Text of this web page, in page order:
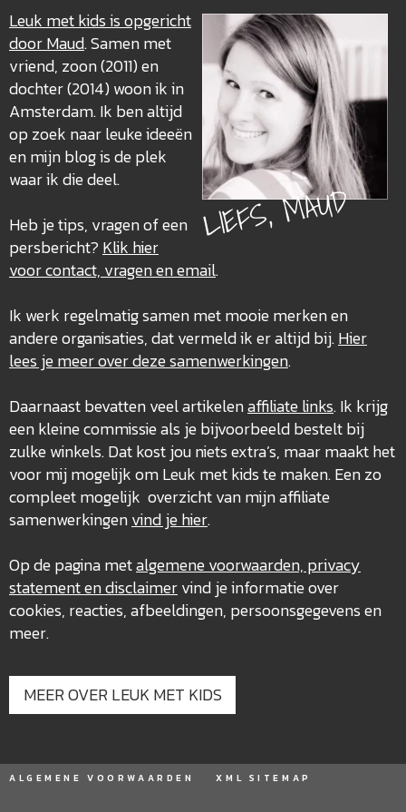
LIEFS, MAUD
Leuk met kids is opgericht
door Maud. Samen met
vriend, zoon (2011) en
dochter (2014) woon ik in
Amsterdam. Ik ben altijd
op zoek naar leuke ideeën
en mijn blog is de plek
waar ik die deel.
Heb je tips, vragen of een
persbericht? Klik hier
voor contact, vragen en email.
Ik werk regelmatig samen met mooie merken en
andere organisaties, dat vermeld ik er altijd bij.Hier
lees je meer over dezesamenwerkingen.
Daarnaast bevatten veel artikelenaffiliate links. Ik krijg
een kleine commissie als je bijvoorbeeld bestelt bij
zulke winkels. Dat kost jou niets extra’s, maar maakt het
voor mij mogelijk om Leuk met kids te maken. Een zo
compleet mogelijk overzicht van mijn affiliate
samenwerkingenvind je hier.
Op de pagina metalgemene voorwaarden, privacy
statement en disclaimervind je informatie over
cookies, reacties, afbeeldingen, persoonsgegevens en
meer.
MEER OVER LEUK MET KIDS
ALGEMENE VOORWAARDEN XML SITEMAP